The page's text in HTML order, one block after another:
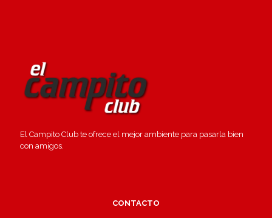
El Campito Club te ofrece el mejor ambiente para pasarla bien
con amigos.
CONTACTO